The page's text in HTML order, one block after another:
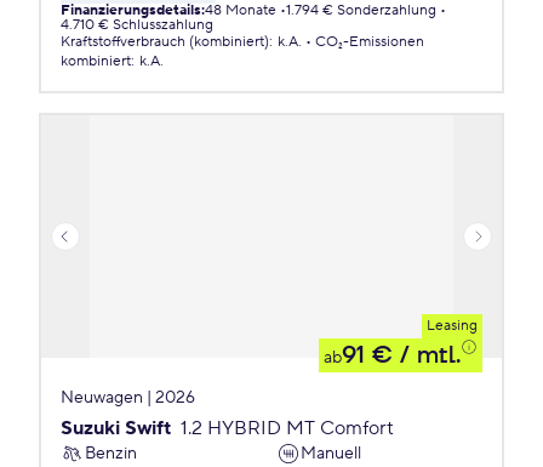
Finanzierungsdetails:48 Monate 1.794 € Sonderzahlung
4.710 € Schlusszahlung
Kraftstoffverbrauch (kombiniert): k.A.
CO₂-Emissionen
kombiniert: k.A.
Leasing
ab91 € / mtl.
Neuwagen | 2026
Suzuki Swift 1.2 HYBRID MT Comfort
Benzin
Manuell